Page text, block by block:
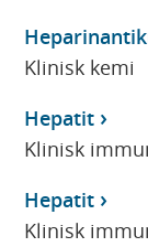
Klinisk kemi
Hepatit
Klinisk
Hepatit
Klinisk